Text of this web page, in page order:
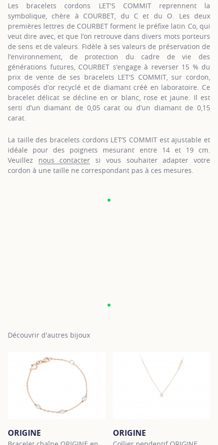
Les bracelets cordons LET'S COMMIT reprennent la
symbolique, chère à COURBET, du C et du O. Les deux
premières lettres de COURBET forment le préfixe latin Co, qui
veut dire avec, et que l’on retrouve dans divers mots porteurs
de sens et de valeurs. Fidèle à ses valeurs de préservation de
l’environnement, de protection du cadre de vie des
générations futures, COURBET s’engage à reverser 15 % du
prix de vente de ses bracelets LET'S COMMIT, sur cordon,
composés d’or recyclé et de diamant créé en laboratoire. Ce
bracelet délicat se décline en or blanc, rose et jaune. Il est
serti d’un diamant de 0,05 carat ou d’un diamant de 0,15
carat.
La taille des bracelets cordons LET’S COMMIT est ajustable et
idéale pour des poignets mesurant entre 14 et 19 cm.
Veuillez nous contacter si vous souhaiter adapter votre
cordon à une taille ne correspondant pas à ces mesures.
Découvrir d'autres bijoux
ORIGINE ORIGINE